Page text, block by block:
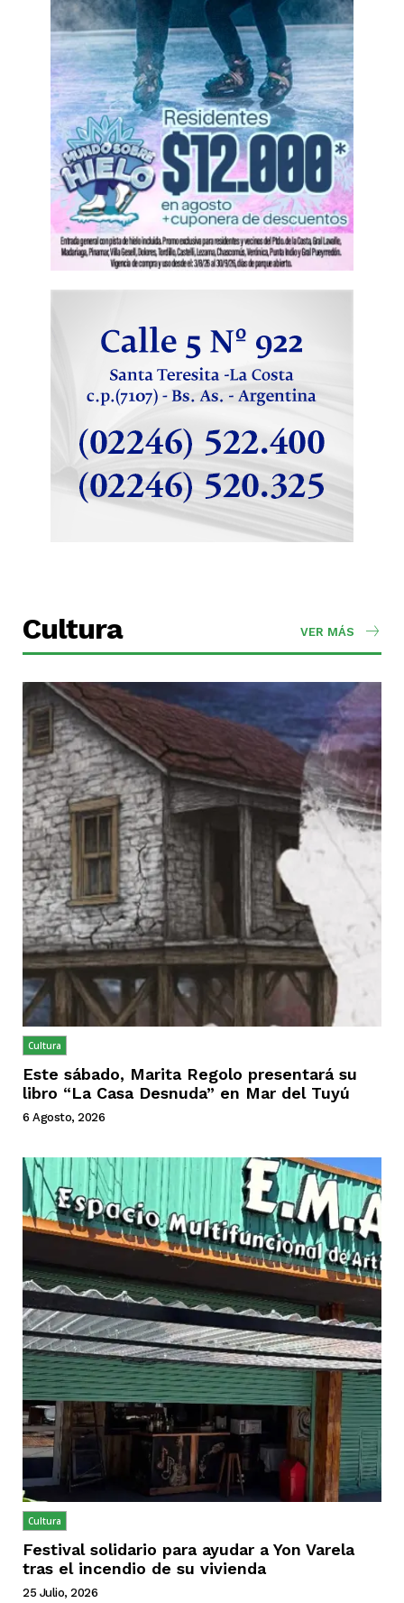
Cultura VER MÁS
Cultura
Este sábado, Marita Regolo presentará su
libro “La Casa Desnuda” en Mar del Tuyú
6 Agosto, 2026
Cultura
Festival solidario para ayudar a Yon Varela
tras el incendio de su vivienda
25 Julio, 2026